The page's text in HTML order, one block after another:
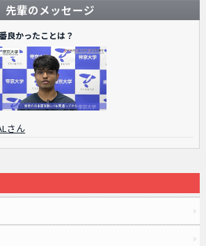
先輩のメッセージ
良かったことは？
さん